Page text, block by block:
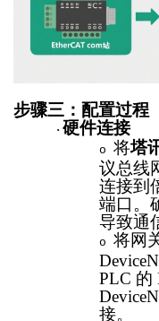
步骤三：配置过程
· 硬件连接
o 将塔
议总线
连接到
端口。
导致通
o 将网
PLC 的
接。